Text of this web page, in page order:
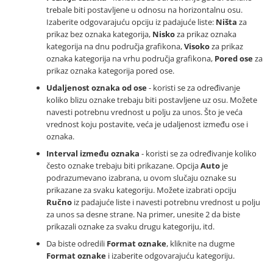
trebale biti postavljene u odnosu na horizontalnu osu.
Izaberite odgovarajuću opciju iz padajuće liste: Ništa za
prikaz bez oznaka kategorija, Niskoza prikaz oznaka
kategorija na dnu područja grafikona,Visokoza prikaz
oznaka kategorija na vrhu područja grafikona, Pored oseza
prikaz oznaka kategorija pored ose.
Udaljenost oznaka od ose- koristi se za određivanje
koliko blizu oznake trebaju biti postavljene uz osu. Možete
navesti potrebnu vrednost u polju za unos. Što je veća
vrednost koju postavite, veća je udaljenost između ose i
oznaka.
Interval između oznaka - koristi se za određivanje koliko
često oznake trebaju biti prikazane. OpcijaAuto je
podrazumevano izabrana, u ovom slučaju oznake su
prikazane za svaku kategoriju. Možete izabrati opciju
Ručno iz padajuće liste i navesti potrebnu vrednost u polju
za unos sa desne strane. Na primer, unesite 2 da biste
prikazali oznake za svaku drugu kategoriju, itd.
Da biste odredili Format oznake, kliknite na dugme
Format oznake i izaberite odgovarajuću kategoriju.